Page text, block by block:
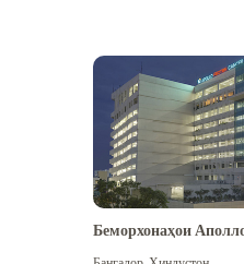
Беморхонаҳои